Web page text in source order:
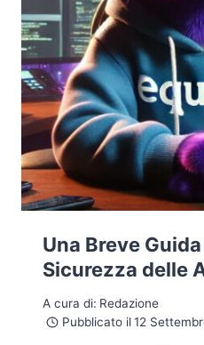
Una Breve
Sicurezza delle
A cura di: Redazione
Pubblicato il 12